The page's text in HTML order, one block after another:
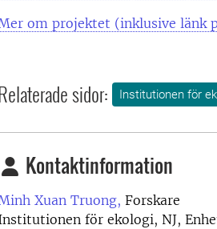
om projektet (inklusive länk
sidor: Institutionen för
Kontaktinformation
Xuan Truong, Forskare
för ekologi, NJ,